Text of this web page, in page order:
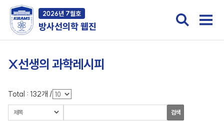
2026년 7월호
방사선의학 웹진
X선생의 과학레시피
Total : 132개 /
검색